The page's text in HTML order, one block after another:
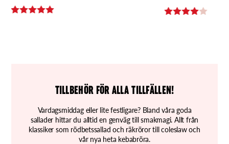
TILLBEHÖR FÖR ALLA TILLFÄLLEN!
Vardagsmiddag eller lite festligare? Bland våra goda
sallader hittar du alltid en genväg till smakmagi. Allt från
klassiker som rödbetssallad och räkröror till coleslaw och
vår nya heta kebabröra.